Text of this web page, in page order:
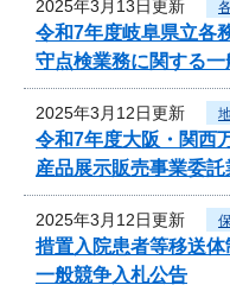
2025年3月13日更新
令和7年度岐阜県立各
守点検業務に関する
2025年3月12日更新
令和7年度大阪・関西
産品展示販売事業委
2025年3月12日更新
措置入院患者等移送
一般競争入札公告